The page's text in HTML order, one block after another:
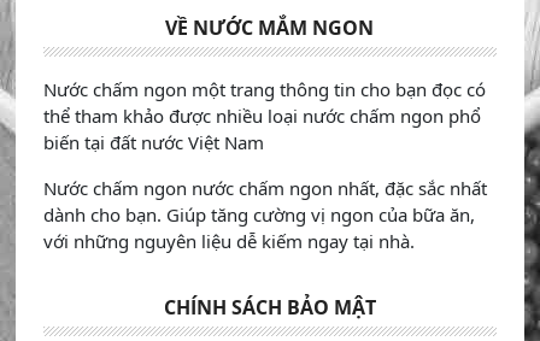
VỀ NƯỚC MẮM NGON
Nước chấm ngon một trang thông tin cho bạn đọc có
thể tham khảo được nhiều loại nước chấm ngon phổ
biến tại đất nước Việt Nam
Nước chấm ngon nước chấm ngon nhất, đặc sắc nhất
dành cho bạn. Giúp tăng cường vị ngon của bữa ăn,
với những nguyên liệu dễ kiếm ngay tại nhà.
CHÍNH SÁCH BẢO MẬT